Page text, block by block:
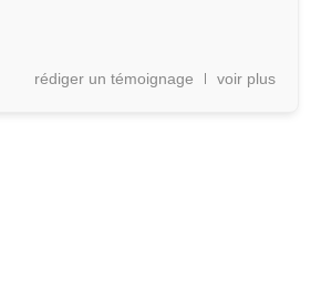
rédiger un témoignage voir plus